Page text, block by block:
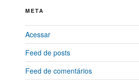
META
Acessar
Feed de posts
Feed de comentários